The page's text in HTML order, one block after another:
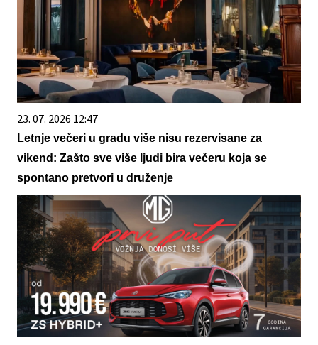
23. 07. 2026 12:47
Letnje večeri u gradu više nisu rezervisane za
vikend: Zašto sve više ljudi bira večeru koja se
spontano pretvori u druženje